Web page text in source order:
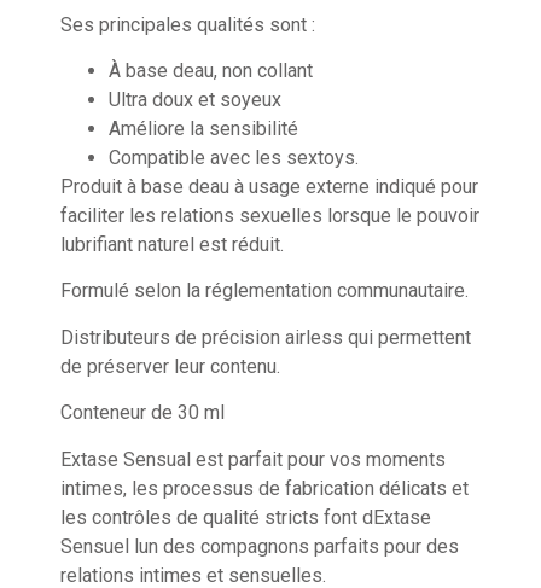
Ses principales qualités sont :
À base deau, non collant
Ultra doux et soyeux
Améliore la sensibilité
Compatible avec les sextoys.
Produit à base deau à usage externe indiqué pour
faciliter les relations sexuelles lorsque le pouvoir
lubrifiant naturel est réduit.
Formulé selon la réglementation communautaire.
Distributeurs de précision airless qui permettent
de préserver leur contenu.
Conteneur de 30 ml
Extase Sensual est parfait pour vos moments
intimes, les processus de fabrication délicats et
les contrôles de qualité stricts font dExtase
Sensuel lun des compagnons parfaits pour des
relations intimes et sensuelles.